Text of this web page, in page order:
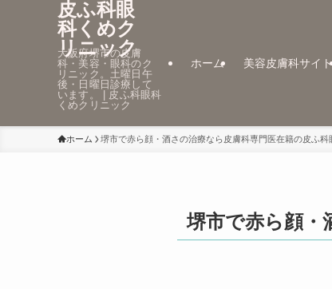
皮ふ科眼
科くめク
リニック
大阪府堺市の皮膚
科・美容・眼科のク
リニック。土曜日午
後・日曜日診療して
います。 | 皮ふ科眼科
くめクリニック
ホーム 美容皮膚科サイト
ホーム 堺市で赤ら顔・酒さの治療なら皮膚科専門医在籍の皮ふ科
堺市で赤ら顔・